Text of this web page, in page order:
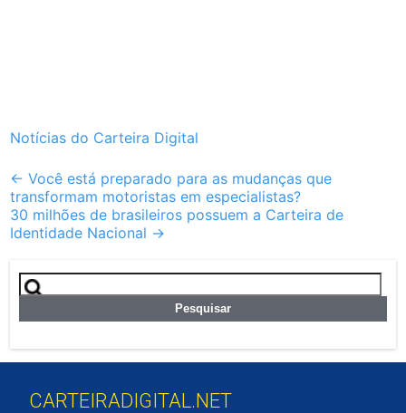
Notícias do Carteira Digital
Post
navigation
← Você está preparado para as mudanças que
transformam motoristas em especialistas?
30 milhões de brasileiros possuem a Carteira de
Identidade Nacional →
Pesquisar
por:
CARTEIRADIGITAL.NET